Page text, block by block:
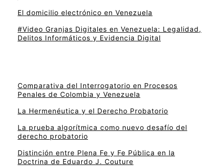
El domicilio electrónico en Venezuela
#Video Granjas Digitales en Venezuela: Legalidad,
Delitos Informáticos y Evidencia Digital
Comparativa del Interrogatorio en Procesos
Penales de Colombia y Venezuela
La Hermenéutica y el Derecho Probatorio
La prueba algorítmica como nuevo desafío del
derecho probatorio
Distinción entre Plena Fe y Fe Pública en la
Doctrina de Eduardo J. Couture